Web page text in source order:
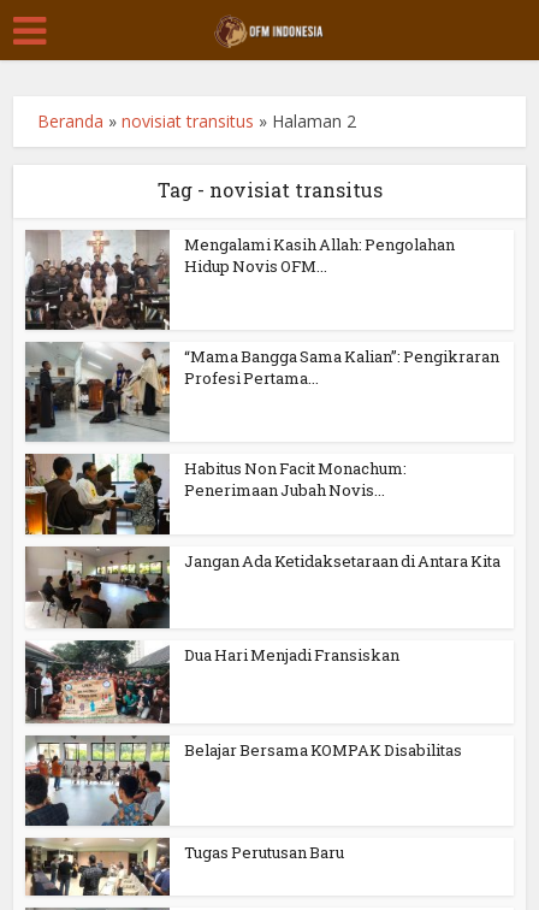
Beranda »novisiat transitus » Halaman 2
Tag - novisiat transitus
Mengalami Kasih Allah: Pengolahan
Hidup Novis OFM...
“Mama Bangga Sama Kalian”: Pengikraran
Profesi Pertama...
Habitus Non Facit Monachum:
Penerimaan Jubah Novis...
Jangan Ada Ketidaksetaraan di Antara Kita
Dua Hari Menjadi Fransiskan
Belajar Bersama KOMPAK Disabilitas
Tugas Perutusan Baru